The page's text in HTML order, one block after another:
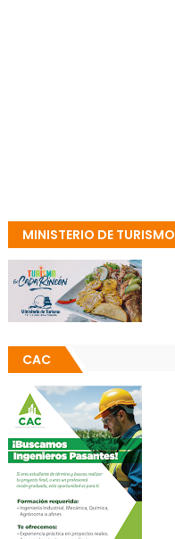
MINISTERIO DE TURISMO
CAC